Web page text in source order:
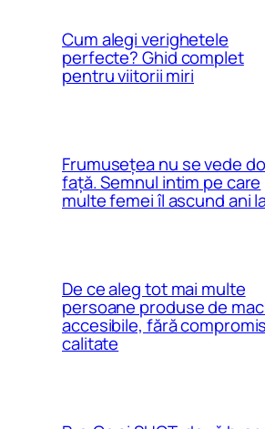
Cum alegi verighetele
perfecte? Ghid complet
pentru viitorii miri
Frumusețea nu se vede
față. Semnul intim pe care
multe femei îl ascund ani
De ce aleg tot mai multe
persoane produse de
accesibile, fără
calitate